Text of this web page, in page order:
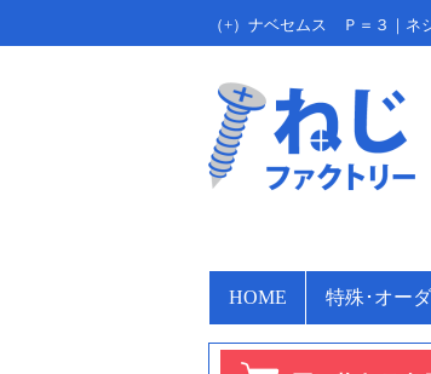
（+）ナベセムス Ｐ＝３｜ネ
HOME 特殊･オー